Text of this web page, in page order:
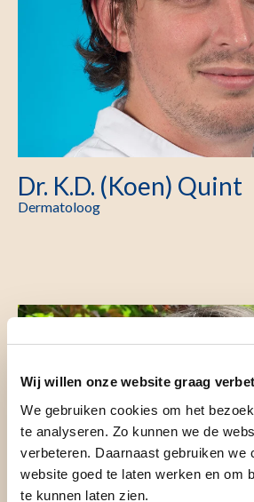
Wij willen onze website graag
We gebruiken cookies om het
te analyseren. Zo kunnen we de
verbeteren. Daarnaast gebruiken we
website goed te laten werken en om
te kunnen laten zien.
Dr. K.D. (Koen) Quint
Dermatoloog